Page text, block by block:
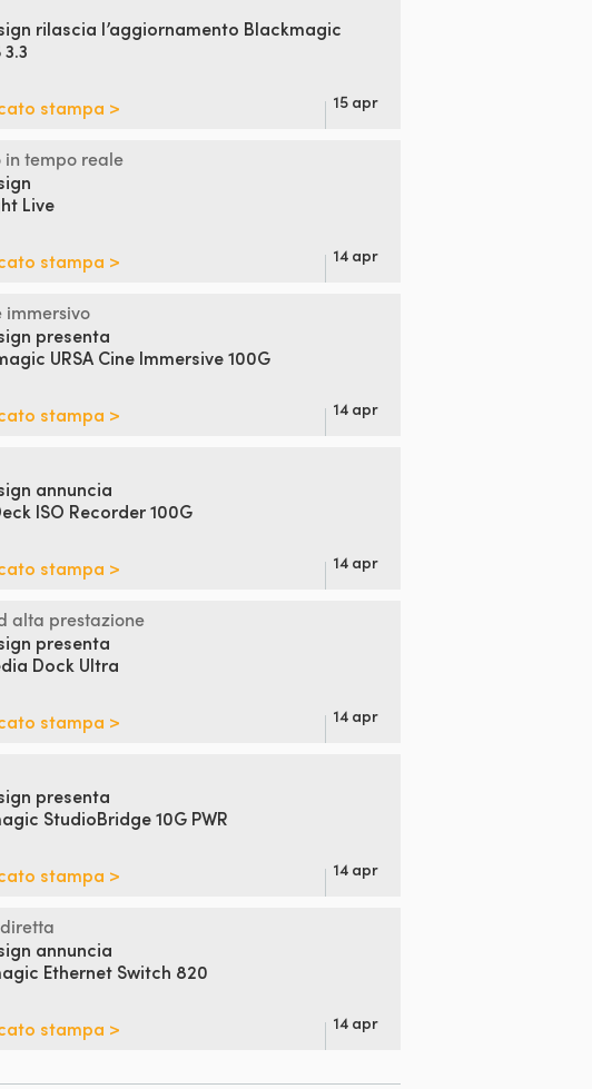
rilascia l’aggiornamento Blackmagic
stampa > 15 apr
tempo reale
Live
stampa > 14 apr
presenta
URSA Cine Immersive 100G
stampa > 14 apr
annuncia
ISO Recorder 100G
stampa > 14 apr
alta prestazione
presenta
Dock Ultra
stampa > 14 apr
presenta
StudioBridge 10G PWR
stampa > 14 apr
annuncia
Ethernet Switch 820
stampa > 14 apr